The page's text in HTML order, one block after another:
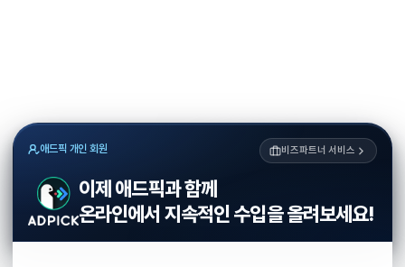
애드픽 개인 회원 비즈파트너 서비스
이제 애드픽과 함께
온라인에서 지속적인 수입을 올려보세요!